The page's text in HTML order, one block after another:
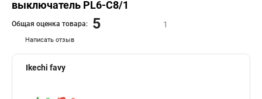
выключатель PL6-C8/1
Написать отзыв
Общая оценка товара: 5 1
Ikechi favy